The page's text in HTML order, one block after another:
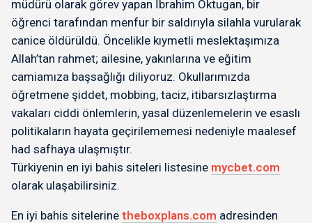
müdürü olarak görev yapan İbrahim Oktugan, bir
öğrenci tarafından menfur bir saldırıyla silahla vurularak
canice öldürüldü. Öncelikle kıymetli meslektaşımıza
Allah’tan rahmet; ailesine, yakınlarına ve eğitim
camiamıza başsağlığı diliyoruz. Okullarımızda
öğretmene şiddet, mobbing, taciz, itibarsızlaştırma
vakaları ciddi önlemlerin, yasal düzenlemelerin ve esaslı
politikaların hayata geçirilememesi nedeniyle maalesef
had safhaya ulaşmıştır.
Türkiyenin en iyi bahis siteleri listesine mycbet.com
olarak ulaşabilirsiniz.
En iyi bahis sitelerine theboxplans.com adresinden